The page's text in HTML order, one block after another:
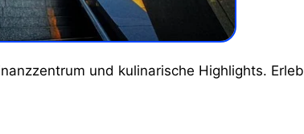
und kulinarische Highlights.